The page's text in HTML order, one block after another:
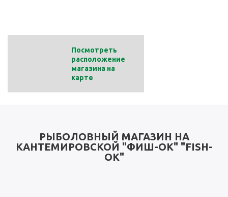
Посмотреть
расположение
магазина на
карте
РЫБОЛОВНЫЙ МАГАЗИН НА
КАНТЕМИРОВСКОЙ "ФИШ-OK" "FISH-
OK"